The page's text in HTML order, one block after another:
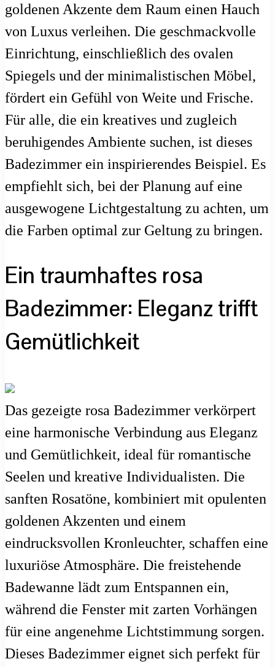
goldenen Akzente dem Raum einen Hauch
von Luxus verleihen. Die geschmackvolle
Einrichtung, einschließlich des ovalen
Spiegels und der minimalistischen Möbel,
fördert ein Gefühl von Weite und Frische.
Für alle, die ein kreatives und zugleich
beruhigendes Ambiente suchen, ist dieses
Badezimmer ein inspirierendes Beispiel. Es
empfiehlt sich, bei der Planung auf eine
ausgewogene Lichtgestaltung zu achten, um
die Farben optimal zur Geltung zu bringen.
Ein traumhaftes rosa
Badezimmer: Eleganz trifft
Gemütlichkeit
Das gezeigte rosa Badezimmer verkörpert
eine harmonische Verbindung aus Eleganz
und Gemütlichkeit, ideal für romantische
Seelen und kreative Individualisten. Die
sanften Rosatöne, kombiniert mit opulenten
goldenen Akzenten und einem
eindrucksvollen Kronleuchter, schaffen eine
luxuriöse Atmosphäre. Die freistehende
Badewanne lädt zum Entspannen ein,
während die Fenster mit zarten Vorhängen
für eine angenehme Lichtstimmung sorgen.
Dieses Badezimmer eignet sich perfekt für